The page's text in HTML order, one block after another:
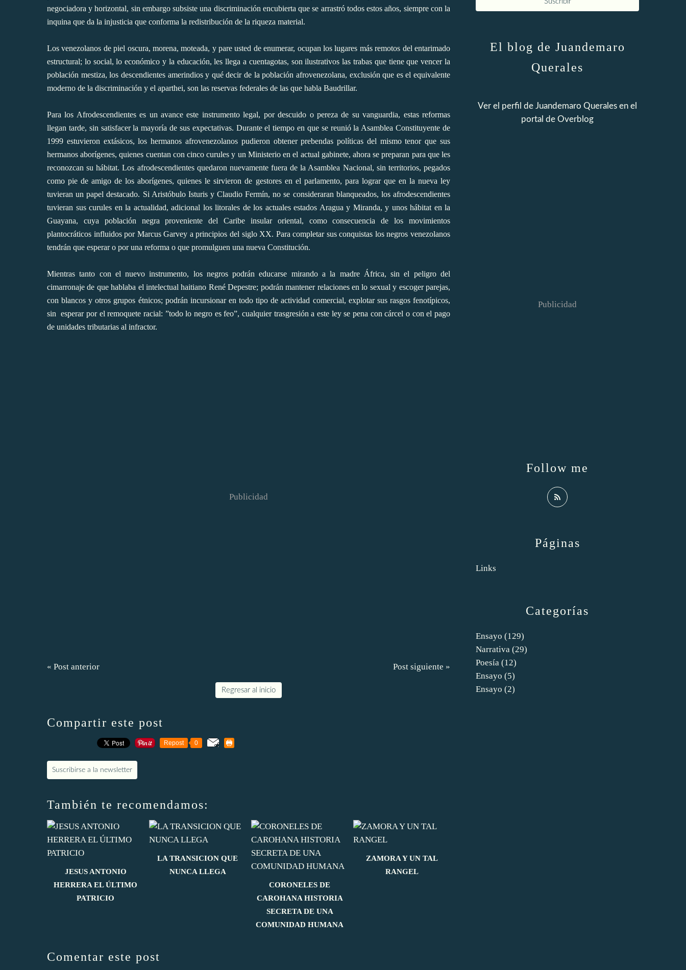
negociadora y horizontal, sin embargo subsiste una discriminación encubierta que se arrastró todos estos años, siempre con la
inquina que da la injusticia que conforma la redistribución de la riqueza material.
Los venezolanos de piel oscura, morena, moteada, y pare usted de enumerar, ocupan los lugares más remotos del entarimado
estructural; lo social, lo económico y la educación, les llega a cuentagotas, son ilustrativos las trabas que tiene que vencer la
población mestiza, los descendientes amerindios y qué decir de la población afrovenezolana, exclusión que es el equivalente
moderno de la discriminación y el aparthei, son las reservas federales de las que habla Baudrillar.
Para los Afrodescendientes es un avance este instrumento legal, por descuido o pereza de su vanguardia, estas reformas
llegan tarde, sin satisfacer la mayoría de sus expectativas. Durante el tiempo en que se reunió la Asamblea Constituyente de
1999 estuvieron extásicos, los hermanos afrovenezolanos pudieron obtener prebendas políticas del mismo tenor que sus
hermanos aborígenes, quienes cuentan con cinco curules y un Ministerio en el actual gabinete, ahora se preparan para que les
reconozcan su hábitat. Los afrodescendientes quedaron nuevamente fuera de la Asamblea Nacional, sin territorios, pegados
como pie de amigo de los aborígenes, quienes le sirvieron de gestores en el parlamento, para lograr que en la nueva ley
tuvieran un papel destacado. Si Aristóbulo Isturis y Claudio Fermín, no se consideraran blanqueados, los afrodescendientes
tuvieran sus curules en la actualidad, adicional los litorales de los actuales estados Aragua y Miranda, y unos hábitat en la
Guayana, cuya población negra proveniente del Caribe insular oriental, como consecuencia de los movimientos
plantocráticos influidos por Marcus Garvey a principios del siglo XX. Para completar sus conquistas los negros venezolanos
tendrán que esperar o por una reforma o que promulguen una nueva Constitución.
Mientras tanto con el nuevo instrumento, los negros podrán educarse mirando a la madre África, sin el peligro del
cimarronaje de que hablaba el intelectual haitiano René Depestre; podrán mantener relaciones en lo sexual y escoger parejas,
con blancos y otros grupos étnicos; podrán incursionar en todo tipo de actividad comercial, explotar sus rasgos fenotípicos,
sin esperar por el remoquete racial: ”todo lo negro es feo”, cualquier trasgresión a este ley se pena con cárcel o con el pago
de unidades tributarias al infractor.
Publicidad
« Post anterior Post siguiente »
Regresar al inicio
Compartir este post
Repost 0
Suscribirse a la newsletter
También te recomendamos:
JESUS ANTONIO
HERRERA EL ÚLTIMO
PATRICIO
LA TRANSICION QUE
NUNCA LLEGA
CORONELES DE
CAROHANA HISTORIA
SECRETA DE UNA
COMUNIDAD HUMANA
ZAMORA Y UN TAL
RANGEL
Comentar este post
Categorías
Ensayo (129)
Narrativa (29)
Poesía (12)
Ensayo (5)
Ensayo (2)
Páginas
Links
El blog de Juandemaro
Querales
Ver el perfil de Juandemaro Querales en el
portal de Overblog
Follow me
Publicidad